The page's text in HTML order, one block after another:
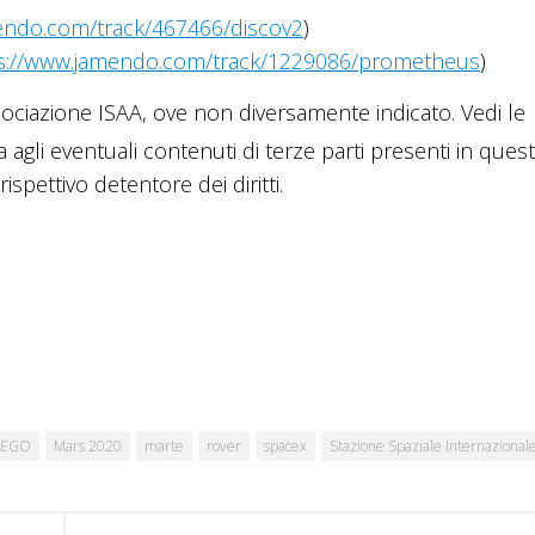
track/467466/discov2)
www.jamendo.com/track/1229086/prometheus)
ISAA, ove non diversamente indicato. Vedi le
agli eventuali contenuti di terze parti presenti in
detentore dei diritti.
Mars 2020 marte rover spacex Stazione Spaziale